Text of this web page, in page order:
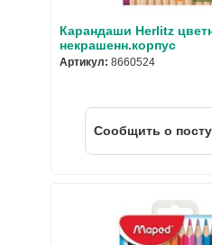
Карандаши Herlitz
некрашенн.корпус
Артикул: 8660524
Cообщить о